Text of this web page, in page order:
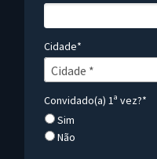
Cidade*
Cidade *
Cidade*
Convidado(a) 1ª vez?*
Sim
Não